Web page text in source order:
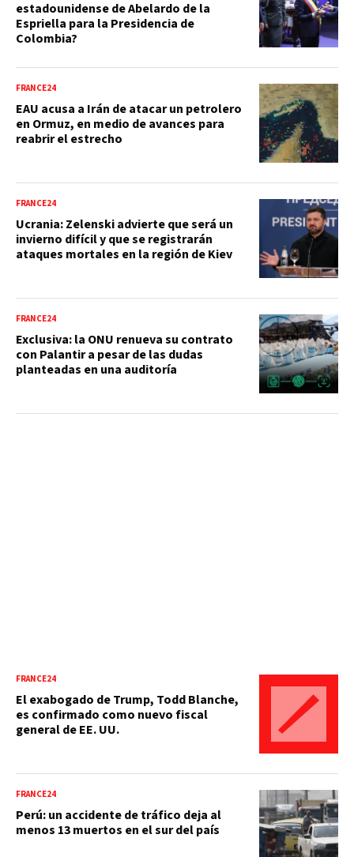
estadounidense de Abelardo de la
Espriella para la Presidencia de
Colombia?
FRANCE24
EAU acusa a Irán de atacar un petrolero
en Ormuz, en medio de avances para
reabrir el estrecho
FRANCE24
Ucrania: Zelenski advierte que será un
invierno difícil y que se registrarán
ataques mortales en la región de Kiev
FRANCE24
Exclusiva: la ONU renueva su contrato
con Palantir a pesar de las dudas
planteadas en una auditoría
FRANCE24
El exabogado de Trump, Todd Blanche,
es confirmado como nuevo fiscal
general de EE. UU.
FRANCE24
Perú: un accidente de tráfico deja al
menos 13 muertos en el sur del país